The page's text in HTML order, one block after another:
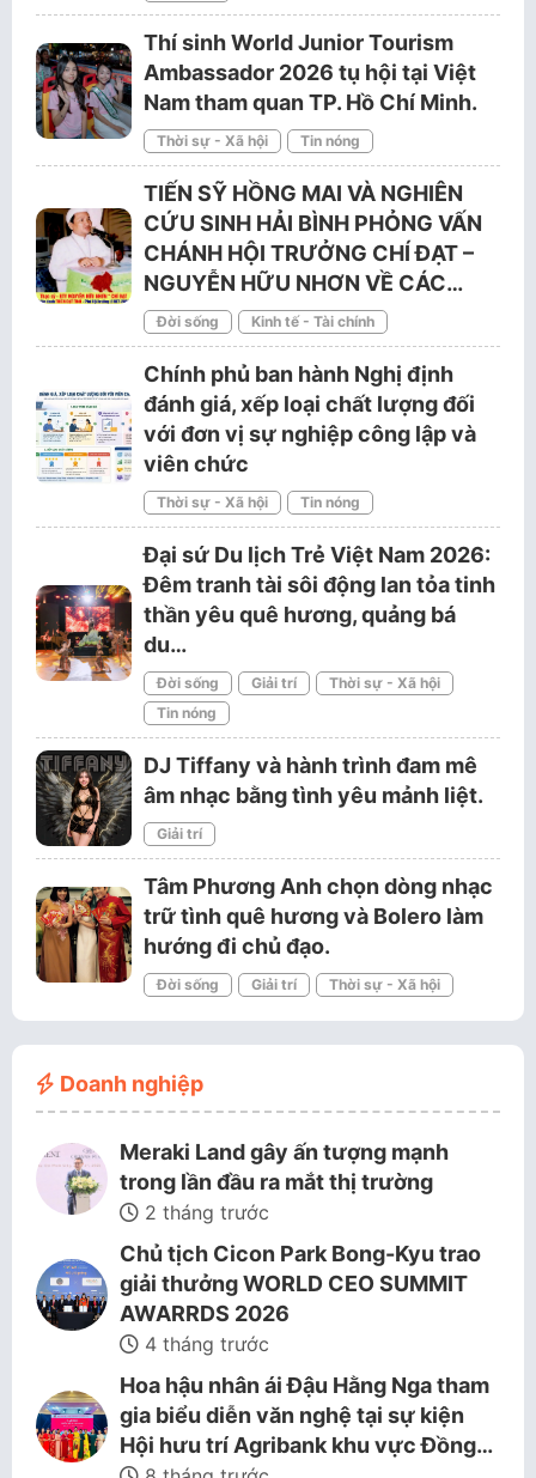
Thí sinh World Junior Tourism
Ambassador 2026 tụ hội tại Việt
Nam tham quan TP. Hồ Chí Minh.
Thời sự - Xã hội Tin nóng
TIẾN SỸ HỒNG MAI VÀ NGHIÊN
CỨU SINH HẢI BÌNH PHỎNG VẤN
CHÁNH HỘI TRƯỞNG CHÍ ĐẠT –
NGUYỄN HỮU NHƠN VỀ CÁC…
Đời sống Kinh tế - Tài chính
Chính phủ ban hành Nghị định
đánh giá, xếp loại chất lượng đối
với đơn vị sự nghiệp công lập và
viên chức
Thời sự - Xã hội Tin nóng
Đại sứ Du lịch Trẻ Việt Nam 2026:
Đêm tranh tài sôi động lan tỏa tinh
thần yêu quê hương, quảng bá
du…
Đời sống Giải trí
Thời sự - Xã hội
Tin nóng
DJ Tiffany và hành trình đam mê
âm nhạc bằng tình yêu mảnh liệt.
Giải trí
Tâm Phương Anh chọn dòng nhạc
trữ tình quê hương và Bolero làm
hướng đi chủ đạo.
Đời sống Giải trí Thời sự - Xã hội
Doanh nghiệp
Meraki Land gây ấn tượng mạnh
trong lần đầu ra mắt thị trường
2 tháng trước
Chủ tịch Cicon Park Bong-Kyu trao
giải thưởng WORLD CEO SUMMIT
AWARRDS 2026
4 tháng trước
Hoa hậu nhân ái Đậu Hằng Nga tham
gia biểu diễn văn nghệ tại sự kiện
Hội hưu trí Agribank khu vực Đồng…